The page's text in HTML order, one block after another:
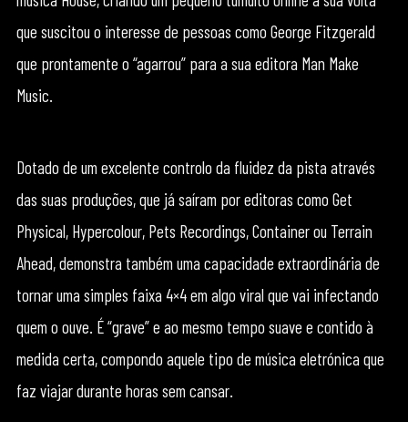
que suscitou o interesse de pessoas como George Fitzgerald
que prontamente o “agarrou” para a sua editora Man Make
Music.
Dotado de um excelente controlo da fluidez da pista através
das suas produções, que já saíram por editoras como Get
Physical, Hypercolour, Pets Recordings, Container ou Terrain
Ahead, demonstra também uma capacidade extraordinária de
tornar uma simples faixa 4×4 em algo viral que vai infectando
quem o ouve. É “grave” e ao mesmo tempo suave e contido à
medida certa, compondo aquele tipo de música eletrónica que
faz viajar durante horas sem cansar.